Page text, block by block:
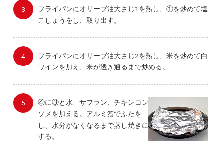
フライパンにオリーブ油大さじ1を熱し、①を炒めて塩
こしょうをし、取り出す。
フライパンにオリーブ油大さじ2を熱し、米を炒めて白
ワインを加え、米が透き通るまで炒める。
④に③と水、サフラン、チキンコン
ソメを加える。アルミ箔でふたを
し、水分がなくなるまで蒸し焼きに
する。